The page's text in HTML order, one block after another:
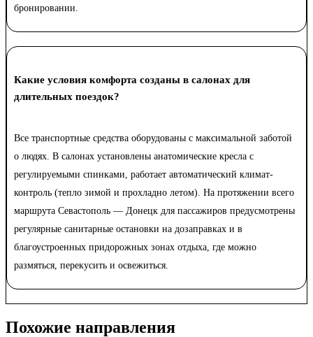
бронировании.
Какие условия комфорта созданы в салонах для
длительных поездок?
Все транспортные средства оборудованы с максимальной заботой
о людях. В салонах установлены анатомические кресла с
регулируемыми спинками, работает автоматический климат-
контроль (тепло зимой и прохладно летом). На протяжении всего
маршрута Севастополь — Донецк для пассажиров предусмотрены
регулярные санитарные остановки на дозаправках и в
благоустроенных придорожных зонах отдыха, где можно
размяться, перекусить и освежиться.
Похожие направления